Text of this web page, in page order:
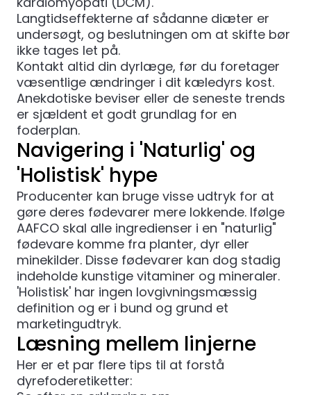
Langtidseffekterne af sådanne diæter er
undersøgt, og beslutningen om at skifte bør
ikke tages let på.
Kontakt altid din dyrlæge, før du foretager
væsentlige ændringer i dit kæledyrs kost.
Anekdotiske beviser eller de seneste trends
er sjældent et godt grundlag for en
foderplan.
Navigering i 'Naturlig' og
'Holistisk' hype
Producenter kan bruge visse udtryk for at
gøre deres fødevarer mere lokkende. Ifølge
AAFCO skal alle ingredienser i en "naturlig"
fødevare komme fra planter, dyr eller
minekilder. Disse fødevarer kan dog stadig
indeholde kunstige vitaminer og mineraler.
'Holistisk' har ingen lovgivningsmæssig
definition og er i bund og grund et
marketingudtryk.
Læsning mellem linjerne
Her er et par flere tips til at forstå
dyrefoderetiketter: